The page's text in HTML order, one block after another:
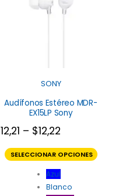
SONY
Audífonos Estéreo MDR-
EX15LP Sony
12,21 – $12,22
SELECCIONAR OPCIONES
Azul
Blanco